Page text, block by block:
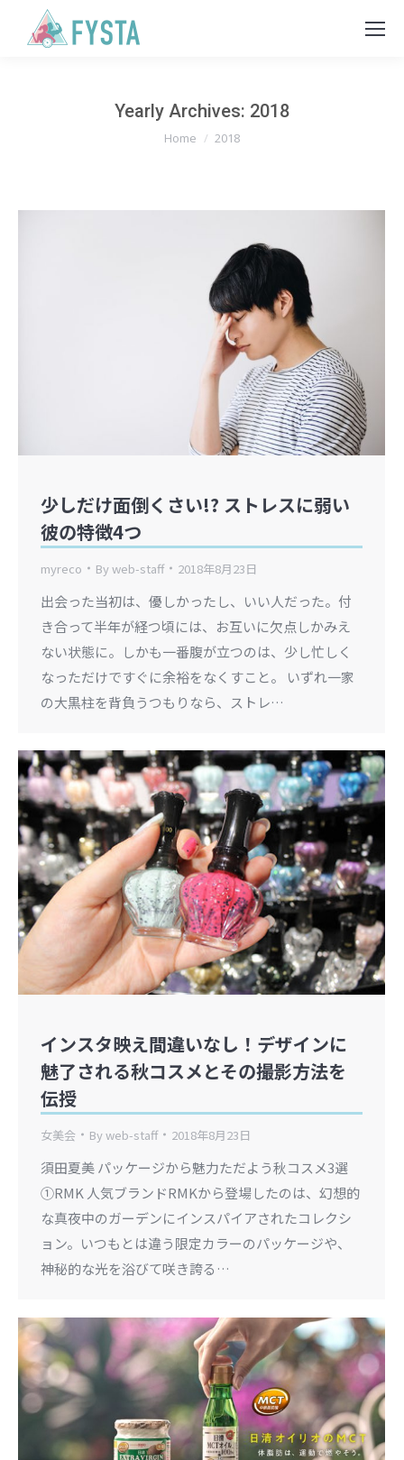
Yearly Archives: 2018
You are here:
Home 2018
少しだけ面倒くさい!? ストレスに弱い
彼の特徴4つ
myreco Byweb-staff 2018年8月23日
出会った当初は、優しかったし、いい人だった。付
き合って半年が経つ頃には、お互いに欠点しかみえ
ない状態に。しかも一番腹が立つのは、少し忙しく
なっただけですぐに余裕をなくすこと。 いずれ一家
の大黒柱を背負うつもりなら、ストレ…
インスタ映え間違いなし！デザインに
魅了される秋コスメとその撮影方法を
伝授
女美会 Byweb-staff 2018年8月23日
須田夏美 パッケージから魅力ただよう秋コスメ3選
①RMK 人気ブランドRMKから登場したのは、幻想的
な真夜中のガーデンにインスパイアされたコレクシ
ョン。いつもとは違う限定カラーのパッケージや、
神秘的な光を浴びて咲き誇る…